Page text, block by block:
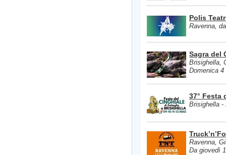
Polis
Ravenna,
Sagra del
Brisighella,
Domenica 4
37° Festa
Brisighella -
Ravenna,
Da giovedì